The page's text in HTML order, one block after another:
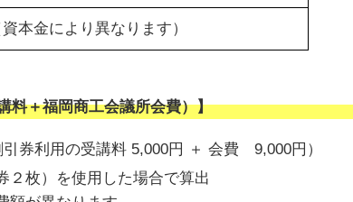
本金により異なります）
料＋福岡商工会議所会費）】
引券利用の受講料 5,000円 ＋ 会費 9,000円）
２枚）を使用した場合で算出